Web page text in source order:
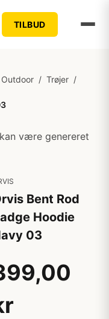
TILBUD
/ Trøjer /
være genereret
Bent Rod
Hoodie
03